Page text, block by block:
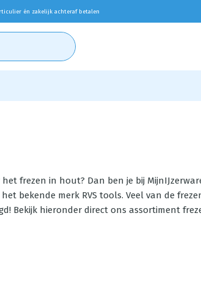
én zakelijk achteraf betalen
frezen in hout? Dan ben je bij
bekende merk RVS tools. Veel van de
Bekijk hieronder direct ons assortiment